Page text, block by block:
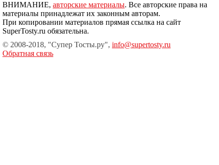
ВНИМАНИЕ, авторские материалы. Все авторские права на
материалы принадлежат их законным авторам.
При копировании материалов прямая ссылка на сайт
SuperTosty.ru обязательна.
© 2008-2018, "Супер Тосты.ру", info@supertosty.ru
Обратная связь